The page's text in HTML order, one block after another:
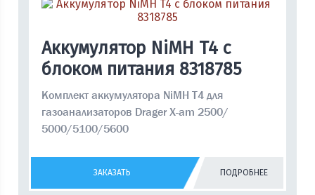
Аккумулятор NiMH T4 с
блоком питания 8318785
Комплект аккумулятора NiMH T4 для
газоанализаторов Drager X-am 2500/
5000/5100/5600
ЗАКАЗАТЬ ПОДРОБНЕЕ